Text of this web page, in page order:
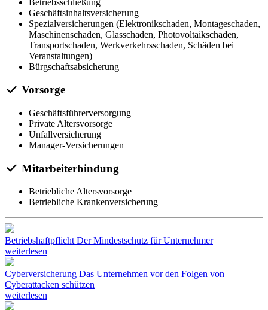
Geschäftsinhaltsversicherung
Spezialversicherungen (Elektronikschaden, Montageschaden,
Maschinenschaden, Glasschaden, Photovoltaikschaden,
Transportschaden, Werkverkehrsschaden, Schäden bei
Veranstaltungen)
Bürgschaftsabsicherung
Vorsorge
Geschäftsführerversorgung
Private Altersvorsorge
Unfallversicherung
Manager-Versicherungen
Mitarbeiterbindung
Betriebliche Altersvorsorge
Betriebliche Krankenversicherung
BetriebshaftpflichtDer Mindestschutz für Unternehmer
weiterlesen
Cyberversicherung Das Unternehmen vor den Folgen von
Cyberattacken schützen
weiterlesen